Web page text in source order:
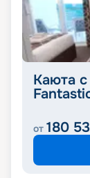
Каюта
от 180